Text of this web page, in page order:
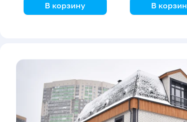
В корзину В